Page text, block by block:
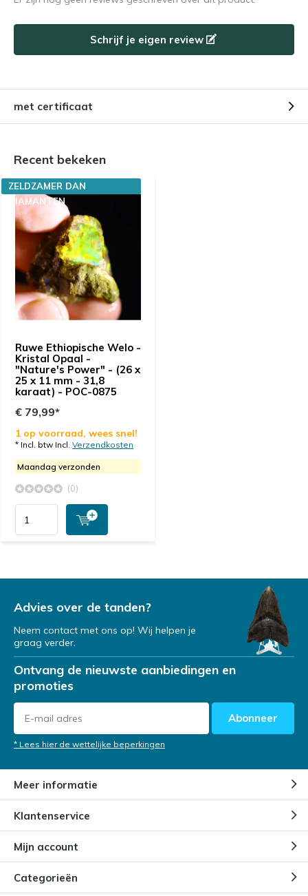
Schrijf je eigen review
met certificaat
Recent bekeken
Ruwe Ethiopische Welo -
Kristal Opaal -
"Nature's Power" - (26 x
25 x 11 mm - 31,8
karaat) - POC-0875
ZELDZAMER DAN
DIAMANTEN
€ 79,99*
1 op voorraad, wees snel!
* Incl. btw Incl. Verzendkosten
Maandag verzonden
(0)
Advies over de tanden?
Neem contact met ons op! Wij helpen je
graag verder.
Ontvang de nieuwste aanbiedingen en
promoties
Abonneer
* Lees hier de wettelijke beperkingen
Meer informatie
Klantenservice
Mijn account
Categorieën